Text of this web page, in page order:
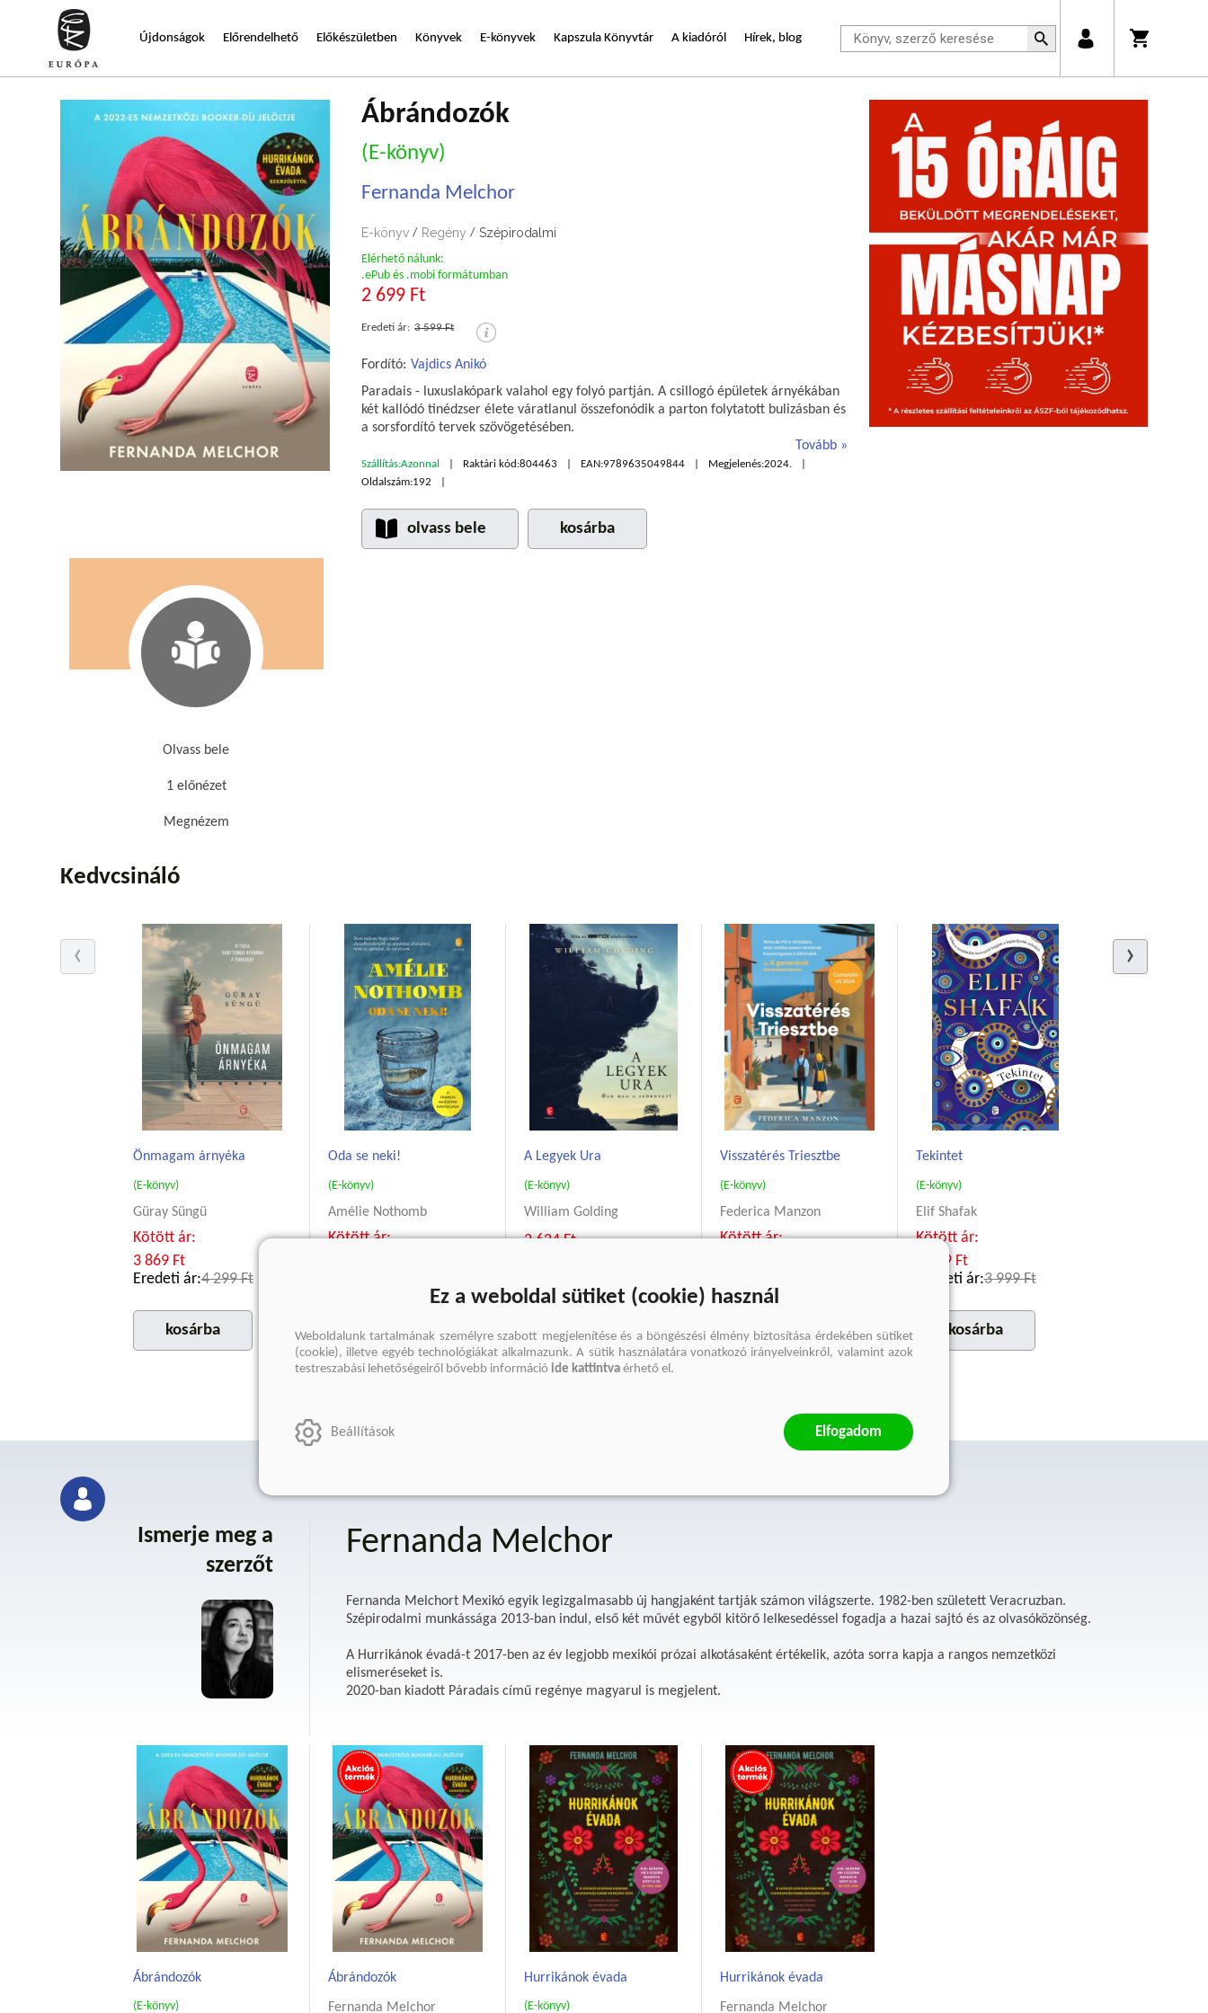
Újdonságok Előrendelhető Előkészületben Könyvek E-könyvek Kapszula Könyvtár A kiadóról Hírek, blog
Ábrándozók
(E-könyv)
Fernanda Melchor
E-könyv / Regény / Szépirodalmi
Elérhető nálunk:
.ePub és .mobi formátumban
2 699 Ft
Eredeti ár: 3 599 Ft
Fordító: Vajdics Anikó
Paradais - luxuslakópark valahol egy folyó partján. A csillogó épületek árnyékában
két kallódó tinédzser élete váratlanul összefonódik a parton folytatott bulizásban és
a sorsfordító tervek szövögetésében.
Tovább
Szállítás:Azonnal Raktári kód:804463 EAN:9789635049844 Megjelenés:2024.
Oldalszám:192
olvass bele kosárba
Olvass bele
1 előnézet
Megnézem
Kedvcsináló
Önmagam árnyéka
(E-könyv)
Güray Süngü
Kötött ár:
3 869 Ft
Eredeti ár:4 299 Ft
kosárba
Oda se neki!
(E-könyv)
Amélie Nothomb
Kötött ár:
kosárba
A Legyek Ura
(E-könyv)
William Golding
2 624 Ft
Visszatérés Triesztbe
(E-könyv)
Federica Manzon
Kötött ár:
kosárba
Tekintet
(E-könyv)
Elif Shafak
Kötött ár:
3 599 Ft
Eredeti ár:3 999 Ft
kosárba
Ismerje meg a
szerzőt
Fernanda Melchor
Fernanda Melchort Mexikó egyik legizgalmasabb új hangjaként tartják számon világszerte. 1982-ben született Veracruzban.
Szépirodalmi munkássága 2013-ban indul, első két művét egyből kitörő lelkesedéssel fogadja a hazai sajtó és az olvasóközönség.
A Hurrikánok évadá-t 2017-ben az év legjobb mexikói prózai alkotásaként értékelik, azóta sorra kapja a rangos nemzetközi
elismeréseket is.
2020-ban kiadott Páradais című regénye magyarul is megjelent.
Ábrándozók
(E-könyv)
Ábrándozók
Fernanda Melchor
Hurrikánok évada
(E-könyv)
Hurrikánok évada
Fernanda Melchor
Ez a weboldal sütiket (cookie) használ
Weboldalunk tartalmának személyre szabott megjelenítése és a böngészési élmény biztosítása érdekében sütiket
(cookie), illetve egyéb technológiákat alkalmazunk. A sütik használatára vonatkozó irányelveinkről, valamint azok
testreszabási lehetőségeiről bővebb információ ide kattintva érhető el.
Beállítások Elfogadom